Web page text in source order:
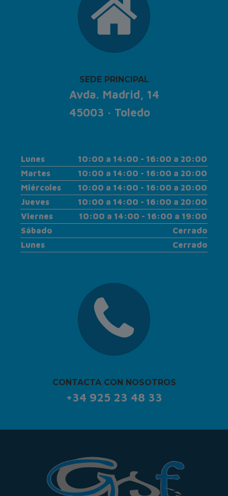
SEDE PRINCIPAL
Avda. Madrid, 14
45003 · Toledo
Lunes
10:00 a 14:00 - 16:00 a 20:00
Martes
10:00 a 14:00 - 16:00 a 20:00
Miércoles
10:00 a 14:00 - 16:00 a 20:00
Jueves
10:00 a 14:00 - 16:00 a 20:00
Viernes
10:00 a 14:00 - 16:00 a 19:00
Sábado
Cerrado
Lunes
Cerrado
CONTACTA CON NOSOTROS
+34 925 23 48 33